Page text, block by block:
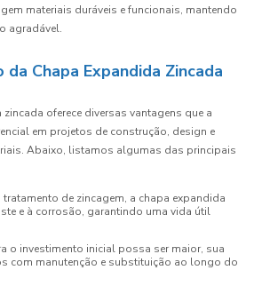
materiais duráveis e funcionais, mantendo
agradável.
Chapa Expandida Zincada
oferece diversas vantagens que a
em projetos de construção, design e
Abaixo, listamos algumas das principais
tratamento de zincagem, a chapa expandida
e à corrosão, garantindo uma vida útil
o investimento inicial possa ser maior, sua
com manutenção e substituição ao longo do